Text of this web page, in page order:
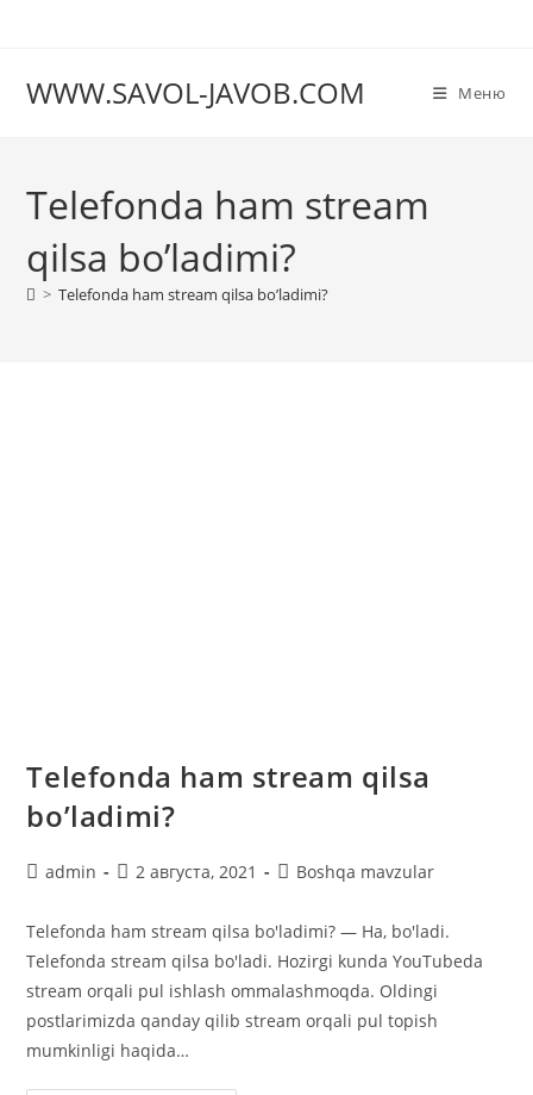
WWW.SAVOL-JAVOB.COM Меню
Telefonda ham stream
qilsa bo’ladimi?
> Telefonda ham stream qilsa bo’ladimi?
Telefonda ham stream qilsa
bo’ladimi?
Автор
admin
Запись
2 августа, 2021
Рубрика
Boshqa mavzular
Telefonda ham stream qilsa bo'ladimi? — Ha, bo'ladi.
Telefonda stream qilsa bo'ladi. Hozirgi kunda YouTubeda
stream orqali pul ishlash ommalashmoqda. Oldingi
postlarimizda qanday qilib stream orqali pul topish
mumkinligi haqida…